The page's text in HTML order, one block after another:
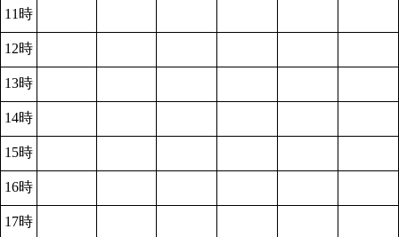
11時
12時
13時
14時
15時
16時
17時